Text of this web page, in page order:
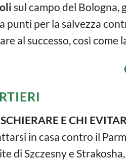
sul campo del Bologna,
punti per la salvezza
al successo, così come
E CHI
in casa contro il
di Szczesny e